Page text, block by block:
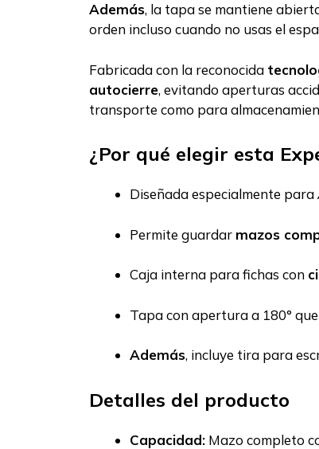
Además, la tapa se mantiene
orden incluso cuando no usas el
Fabricada con la reconocida
autocierre, evitando aperturas
transporte como para
¿Por qué elegir esta
Diseñada especialmente para
Permite guardar mazos
Caja interna para fichas con
Tapa con apertura a 180°
Además, incluye tira para
Detalles del producto
Capacidad: Mazo completo